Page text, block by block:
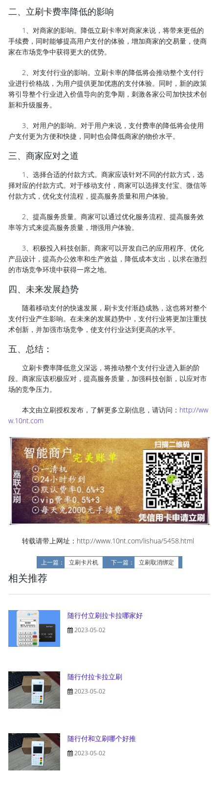
二、立刷卡费率降低的影响
1、对商家的影响。降低立刷卡率对商家来说，将带来更低的
手续费，同时能够提高用户支付的体验，增加商家的交易量，使商
家在市场竞争中获得更大的优势。
2、对支付行业的影响。立刷卡率的降低将会推动整个支付行
业进行价格战，为用户提供更加优惠的支付体验。同时，新的政策
将引导整个行业进入价值导向的竞争期，刺激各家公司加快技术创
新和升级服务。
3、对用户的影响。对于用户来说，支付费率的降低将会使用
户支付更为方便和快捷，同时也会降低商家的物价水平。
三、商家应对之道
1、选择合适的付款方式。商家应该针对不同的付款方式，选
择对应的付款方式。对于移动支付，商家可以选择支付宝、微信等
付款方式，优化支付流程，提高服务质量和用户体验。
2、提高服务质量。商家可以通过优化服务流程、提高服务效
率等方式来提高服务质量，增强用户体验。
3、积极投入科技创新。商家可以开发自己的应用程序、优化
产品设计，提高办公效率和生产效益，降低成本支出，以求在激烈
的市场竞争环境中获得一席之地。
四、未来发展趋势
随着移动支付的快速发展，刷卡支付渐趋成熟，这也将对整个
支付行业产生影响。在未来的发展趋势中，支付行业将更加注重技
术创新，并加强市场竞争，使支付行业达到更高的水平。
五、总结：
立刷卡费率降低意义深远，将推动整个支付行业进入新的阶
段。商家应该积极应对，提高服务质量，加强科技创新，以应对市
场的竞争压力。
本文由立刷授权发布，了解更多立刷信息，请访问： http://ww
w.10nt.com
转载请带上网址：http://www.10nt.com/lishua/5458.html
上一篇： 立刷卡片机 下一篇： 立刷取消绑定
相关推荐
随行付立刷拉卡拉哪家好
2023-05-02
随行付拉卡拉立刷
2023-05-02
随行付和立刷哪个好推
2023-05-02